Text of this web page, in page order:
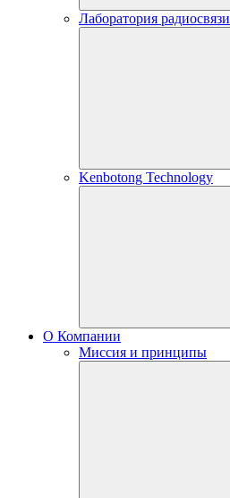
Лаборатория радиосвязи
Kenbotong Technology
О Компании
Миссия и принципы